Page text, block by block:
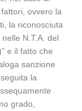
ovvero la
la riconosciuta
N.T.A. del
e il fatto che
sanzione
la
grado,